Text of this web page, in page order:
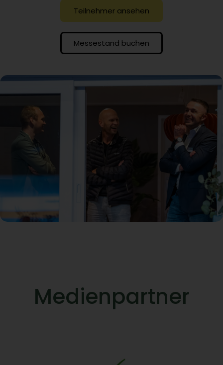
Teilnehmer ansehen
Messestand buchen
Medienpartner